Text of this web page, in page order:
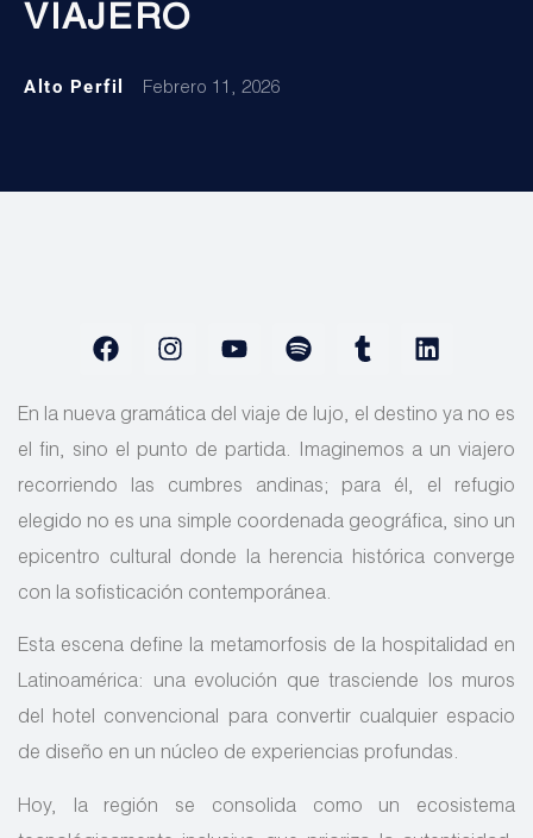
VIAJERO
Alto Perfil Febrero 11, 2026
En la nueva gramática del viaje de lujo, el destino ya no es
el fin, sino el punto de partida. Imaginemos a un viajero
recorriendo las cumbres andinas; para él, el refugio
elegido no es una simple coordenada geográfica, sino un
epicentro cultural donde la herencia histórica converge
con la sofisticación contemporánea.
Esta escena define la metamorfosis de la hospitalidad en
Latinoamérica: una evolución que trasciende los muros
del hotel convencional para convertir cualquier espacio
de diseño en un núcleo de experiencias profundas.
Hoy, la región se consolida como un ecosistema